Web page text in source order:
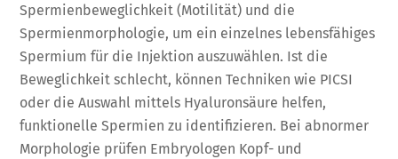
Spermienbeweglichkeit (Motilität) und die
Spermienmorphologie, um ein einzelnes lebensfähiges
Spermium für die Injektion auszuwählen. Ist die
Beweglichkeit schlecht, können Techniken wie PICSI
oder die Auswahl mittels Hyaluronsäure helfen,
funktionelle Spermien zu identifizieren. Bei abnormer
Morphologie prüfen Embryologen Kopf- und